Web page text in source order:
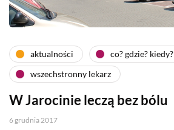
aktualności
co? gdzie? kiedy?
wszechstronny lekarz
W Jarocinie leczą bez bólu
6 grudnia 2017